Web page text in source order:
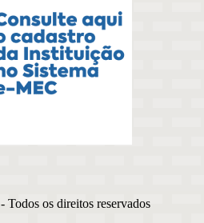
- Todos os direitos reservados